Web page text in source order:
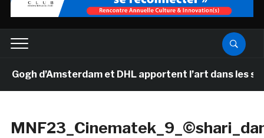
d’Amsterdam et DHL apportent l’art dans les salles